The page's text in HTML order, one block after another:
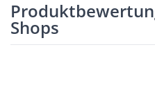
Shops